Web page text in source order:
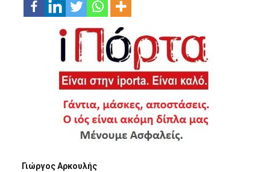
Γιώργος Αρκουλής